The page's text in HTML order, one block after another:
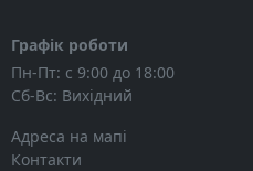
Графік роботи
Пн-Пт: с 9:00 до 18:00
Сб-Вс: Вихідний
Адреса на мапі
Контакти